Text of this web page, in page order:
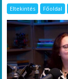
Eltekintés Főoldal